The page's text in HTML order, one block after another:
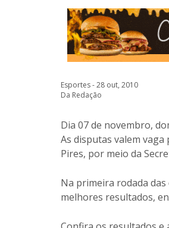
Esportes - 28 out, 2010
Da Redação
Dia 07 de novembro,
As disputas valem
Pires, por meio da
Na primeira rodada
melhores resultados,